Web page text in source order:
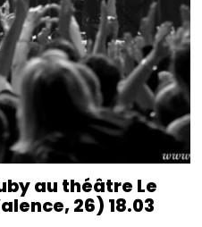
au théâtre Le
26) 18.03